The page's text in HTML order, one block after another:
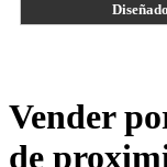
Vender
de